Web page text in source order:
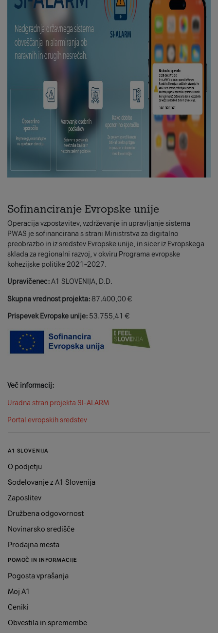
Sofinanciranje Evropske unije
Operacija vzpostavitev, vzdrževanje in upravljanje sistema
PWAS je sofinancirana s strani Ministrstva za digitalno
preobrazbo in iz sredstev Evropske unije, in sicer iz Evropskega
sklada za regionalni razvoj, v okviru Programa evropske
kohezijske politike 2021–2027.
Upravičenec:A1 SLOVENIJA, D.D.
Skupna vrednost projekta:87.400,00 €
Prispevek Evropske unije: 53.755,41 €
Več informacij:
Uradna stran projekta SI-ALARM
Portal evropskih sredstev
A1 SLOVENIJA
O podjetju
Sodelovanje z A1 Slovenija
Zaposlitev
Družbena odgovornost
Novinarsko središče
Prodajna mesta
POMOČ IN INFORMACIJE
Pogosta vprašanja
Moj A1
Ceniki
Obvestila in spremembe